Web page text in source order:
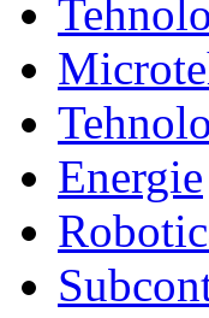
Energie